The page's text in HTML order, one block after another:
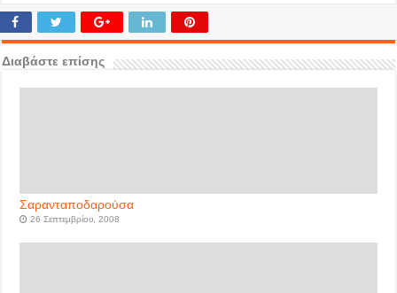
Διαβάστε επίσης
Σαρανταποδαρούσα
26 Σεπτεμβρίου, 2008